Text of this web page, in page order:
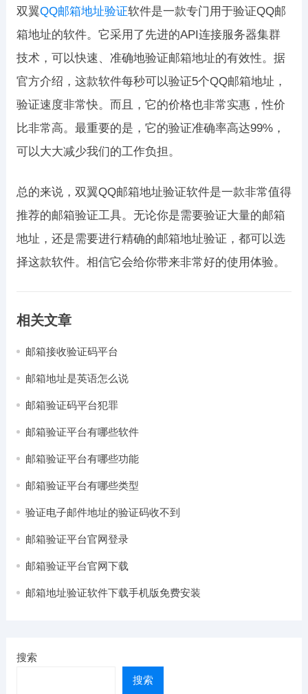
双翼QQ邮箱地址验证软件是一款专门用于验证QQ邮
箱地址的软件。它采用了先进的API连接服务器集群
技术，可以快速、准确地验证邮箱地址的有效性。据
官方介绍，这款软件每秒可以验证5个QQ邮箱地址，
验证速度非常快。而且，它的价格也非常实惠，性价
比非常高。最重要的是，它的验证准确率高达99%，
可以大大减少我们的工作负担。
总的来说，双翼QQ邮箱地址验证软件是一款非常值得
推荐的邮箱验证工具。无论你是需要验证大量的邮箱
地址，还是需要进行精确的邮箱地址验证，都可以选
择这款软件。相信它会给你带来非常好的使用体验。
相关文章
邮箱接收验证码平台
邮箱地址是英语怎么说
邮箱验证码平台犯罪
邮箱验证平台有哪些软件
邮箱验证平台有哪些功能
邮箱验证平台有哪些类型
验证电子邮件地址的验证码收不到
邮箱验证平台官网登录
邮箱验证平台官网下载
邮箱地址验证软件下载手机版免费安装
搜索
搜索